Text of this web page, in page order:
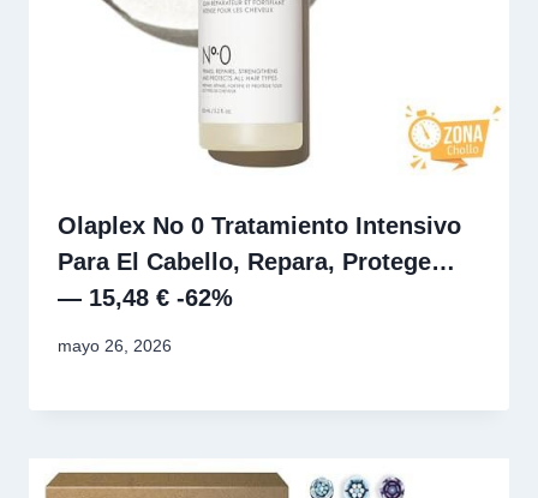
Olaplex No 0 Tratamiento Intensivo
Para El Cabello, Repara, Protege…
— 15,48 € -62%
mayo 26, 2026